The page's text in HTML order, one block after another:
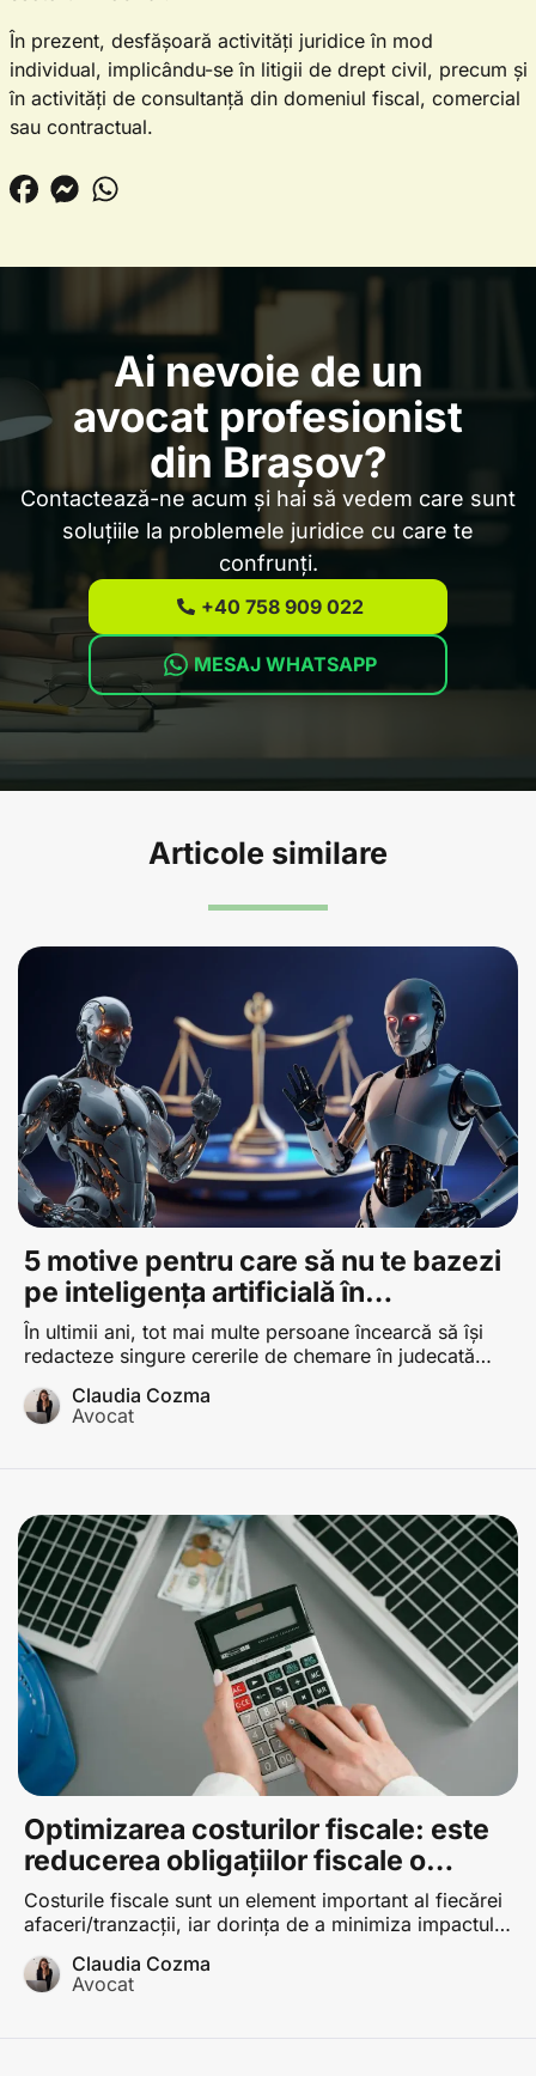
În prezent, desfășoară activități juridice în mod
individual, implicându-se în litigii de drept civil, precum și
în activități de consultanță din domeniul fiscal, comercial
sau contractual.
Ai nevoie de un
avocat profesionist
din Brașov?
Contactează-ne acum și hai să vedem care sunt
soluțiile la problemele juridice cu care te
confrunți.
+40 758 909 022
MESAJ WHATSAPP
Articole similare
5 motive pentru care să nu te bazezi
pe inteligența artificială în
redactarea unei cereri de chemare în
judecată
În ultimii ani, tot mai multe persoane încearcă să își
redacteze singure cererile de chemare în judecată
prin care este sesizată o instanță de judecată care
trebuie să îndeplinească o serie de condiții de formă
Claudia Cozma
Avocat
Optimizarea costurilor fiscale: este
reducerea obligațiilor fiscale o
activitate legală?
Costurile fiscale sunt un element important al fiecărei
afaceri/tranzacţii, iar dorința de a minimiza impactul
și reprezintă un obiectiv al oricărui participant la
mediul de afaceri. În cele ce urmează vom analiza
Claudia Cozma
Avocat